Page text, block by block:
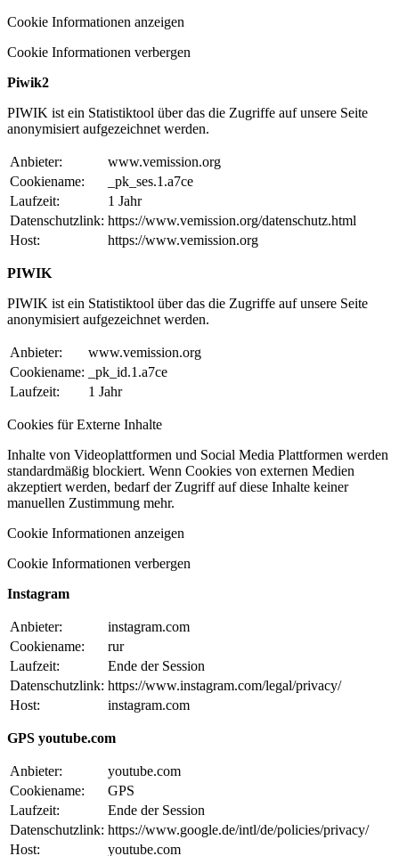
Cookie Informationen anzeigen
Cookie Informationen verbergen
Piwik2
PIWIK ist ein Statistiktool über das die Zugriffe auf unsere Seite
anonymisiert aufgezeichnet werden.
Anbieter:
www.vemission.org
Cookiename:
_pk_ses.1.a7ce
Laufzeit:
1 Jahr
Datenschutzlink: https://www.vemission.org/datenschutz.html
Host:
https://www.vemission.org
PIWIK
PIWIK ist ein Statistiktool über das die Zugriffe auf unsere Seite
anonymisiert aufgezeichnet werden.
Anbieter:
www.vemission.org
Cookiename:
_pk_id.1.a7ce
Laufzeit:
1 Jahr
Cookies für Externe Inhalte
Inhalte von Videoplattformen und Social Media Plattformen werden
standardmäßig blockiert. Wenn Cookies von externen Medien
akzeptiert werden, bedarf der Zugriff auf diese Inhalte keiner
manuellen Zustimmung mehr.
Cookie Informationen anzeigen
Cookie Informationen verbergen
Instagram
Anbieter:
instagram.com
Cookiename:
rur
Laufzeit:
Ende der Session
Datenschutzlink: https://www.instagram.com/legal/privacy/
Host:
instagram.com
GPS youtube.com
Anbieter:
youtube.com
Cookiename:
GPS
Laufzeit:
Ende der Session
Datenschutzlink: https://www.google.de/intl/de/policies/privacy/
Host:
youtube.com